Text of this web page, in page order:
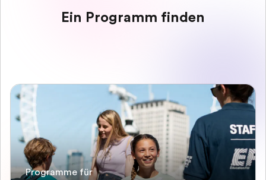
Ein Programm finden
Programme für